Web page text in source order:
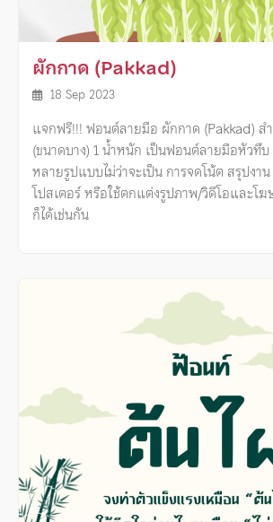
ผักกาด (Pakkad)
18 Sep 2023
แจกฟรี!!! ฟอนต์ลายมือ ผักกาด (Pakkad) ส
(ขนาดบาง) 1 น้ำหนัก เป็นฟอนต์ลายมือหัวทึบ
หลายรูปแบบไม่ว่าจะเป็น การจดโน้ต สรุปงา
โปสเตอร์ หรือใช้ตกแต่งรูปภาพ/วิดีโอและโ
ก็ได้เช่นกัน